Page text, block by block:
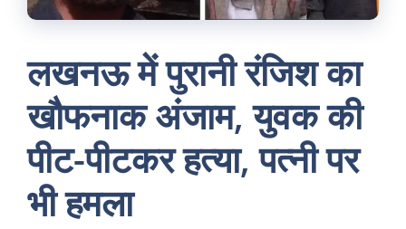
लखनऊ में पुरानी रंजिश का
खौफनाक अंजाम, युवक की
पीट-पीटकर हत्या, पत्नी पर
भी हमला